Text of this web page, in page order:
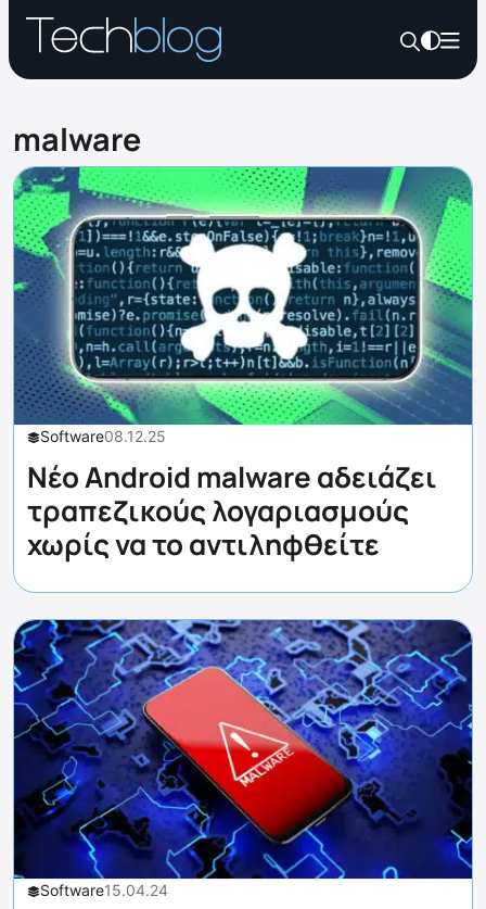
malware
Software08.12.25
Νέο Android malware αδειάζει
τραπεζικούς λογαριασμούς
χωρίς να το αντιληφθείτε
Software15.04.24